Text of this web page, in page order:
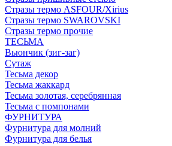
Стразы термо ASFOUR/Xirius
Стразы термо SWAROVSKI
Стразы термо прочие
ТЕСЬМА
Вьюнчик (зиг-заг)
Сутаж
Тесьма декор
Тесьма жаккард
Тесьма золотая, серебрянная
Тесьма с помпонами
ФУРНИТУРА
Фурнитура для молний
Фурнитура для белья